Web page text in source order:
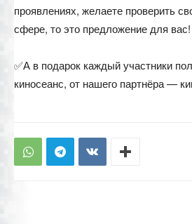
проявлениях, желаете проверить
сфере, то это предложение для вас!
✅А в подарок каждый участники
киносеанс, от нашего партнёра —